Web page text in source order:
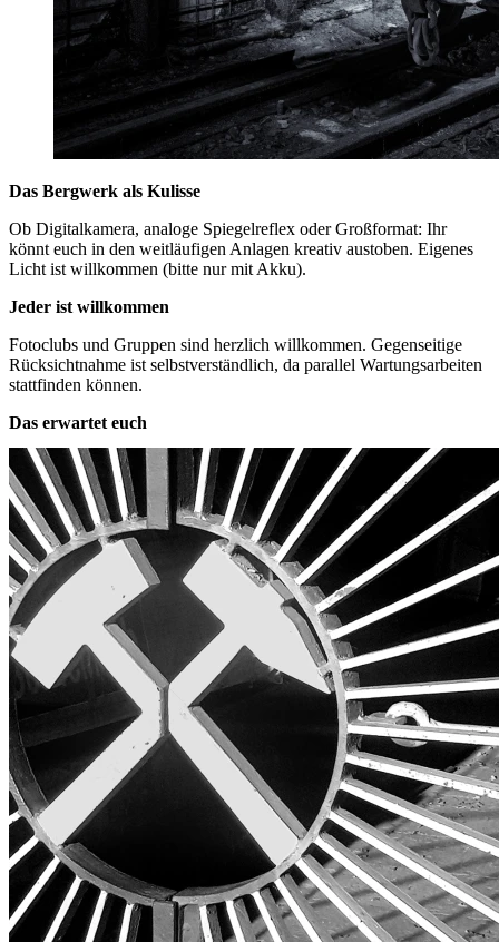
Das Bergwerk als Kulisse
Ob Digitalkamera, analoge Spiegelreflex oder Großformat: Ihr
könnt euch in den weitläufigen Anlagen kreativ austoben. Eigenes
Licht ist willkommen (bitte nur mit Akku).
Jeder ist willkommen
Fotoclubs und Gruppen sind herzlich willkommen. Gegenseitige
Rücksichtnahme ist selbstverständlich, da parallel Wartungsarbeiten
stattfinden können.
Das erwartet euch